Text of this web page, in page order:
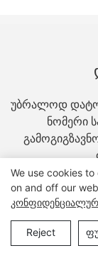
უბრალოდ
ნომერი
Სახელი
Ტელეფონი/
We use cookies
on and off our
Reject